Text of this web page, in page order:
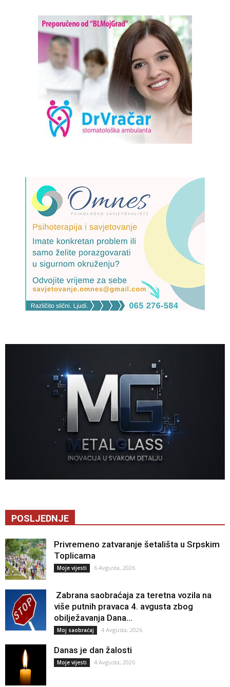
POSLJEDNJE
Privremeno zatvaranje šetališta u Srpskim
Toplicama
Moje vijesti 6 Avgusta, 2026
Zabrana saobraćaja za teretna vozila na
više putnih pravaca 4. avgusta zbog
obilježavanja Dana...
Moj saobraćaj 4 Avgusta, 2026
Danas je dan žalosti
Moje vijesti 4 Avgusta, 2026